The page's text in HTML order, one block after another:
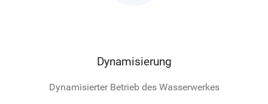
Dynamisierung
Dynamisierter Betrieb des Wasserwerkes